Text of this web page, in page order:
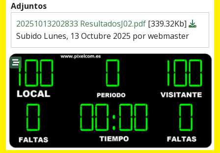
Adjuntos
20251013202833 ResultadosJ02.pdf [339.32Kb]
Subido Lunes, 13 Octubre 2025 por webmaster